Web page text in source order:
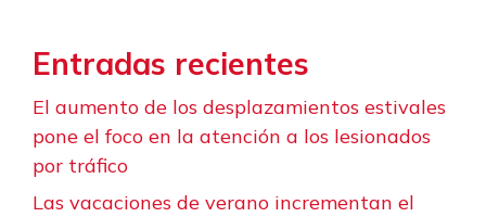
Entradas recientes
El aumento de los desplazamientos estivales
pone el foco en la atención a los lesionados
por tráfico
Las vacaciones de verano incrementan el